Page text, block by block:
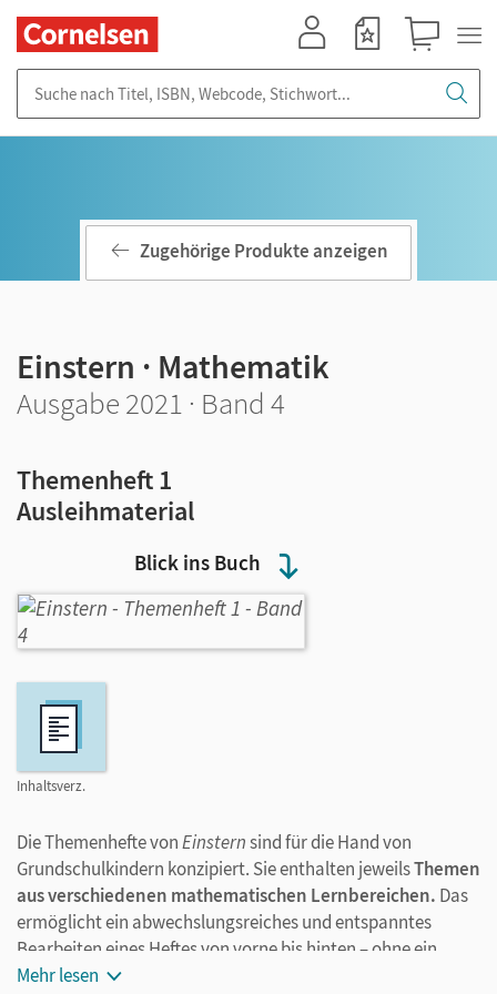
Blick ins Buch
Inhaltsverz.
Zugehörige Produkte anzeigen
Einstern · Mathematik
Ausgabe 2021 · Band 4
Themenheft 1
Ausleihmaterial
Die Themenhefte vonEinsternsind für die Hand von
Grundschulkindern konzipiert. Sie enthalten jeweilsThemen
aus verschiedenen mathematischen Lernbereichen. Das
ermöglicht ein abwechslungsreiches und entspanntes
Bearbeiten eines Heftes von vorne bis hinten – ohne ein
„Springen“ zwischen den Heften. Die Einteilung der Inhalte
Mehr lesen